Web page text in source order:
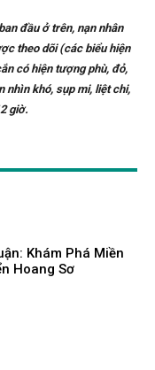
đầu ở trên, nạn nhân
theo dõi (các biểu hiện
có hiện tượng phù, đỏ,
nhìn khó, sụp mi, liệt chi,
giờ.
Khám Phá Miền
Hoang Sơ